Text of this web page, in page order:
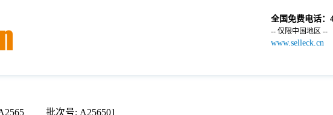
全国免费电话：
-- 仅限中国地区 --
www.selleck.cn
批次号: A256501